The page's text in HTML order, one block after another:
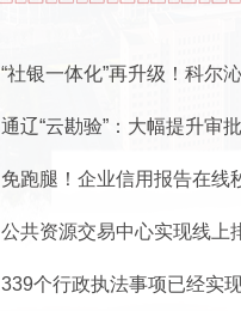
“社银一体化”再升级！科尔
通辽“云勘验”：大幅提升审
免跑腿！企业信用报告在线
公共资源交易中心实现线上
339个行政执法事项已经实